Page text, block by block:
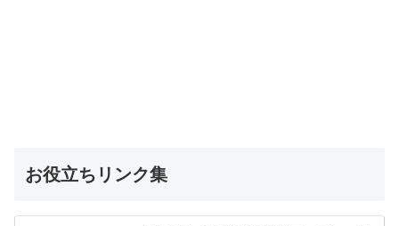
お役立ちリンク集